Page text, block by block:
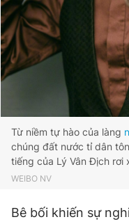
Giấy phép xuất bản số
© 2003-2026 Bản quyền
chép dưới mọi hình thức
bản. Phát triển bởi ePi
Từ niềm tự hào của làng
chúng đất nước tỉ dân
tiếng của Lý Vân Địch rơi
WEIBO NV
Bê bối khiến sự